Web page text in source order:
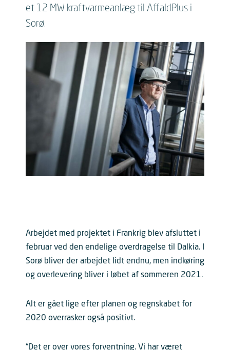
et 12 MW kraftvarmeanlæg til AffaldPlus i
Sorø.
Arbejdet med projektet i Frankrig blev afsluttet i
februar ved den endelige overdragelse til Dalkia. I
Sorø bliver der arbejdet lidt endnu, men indkøring
og overlevering bliver i løbet af sommeren 2021.
Alt er gået lige efter planen og regnskabet for
2020 overrasker også positivt.
“Det er over vores forventning. Vi har været